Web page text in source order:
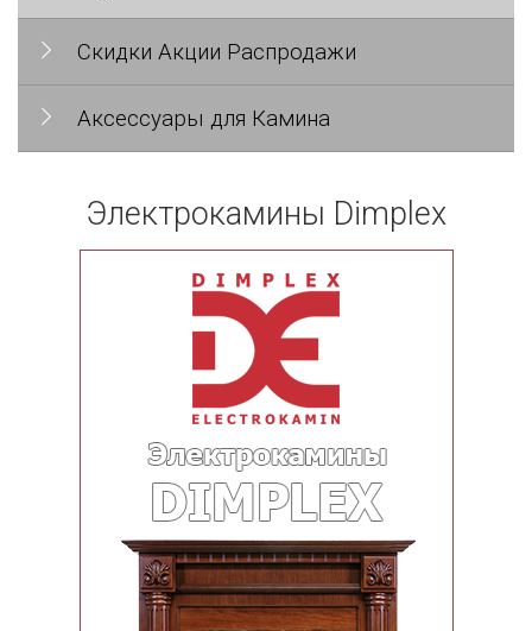
Скидки Акции Распродажи
Аксессуары для Камина
Электрокамины Dimplex